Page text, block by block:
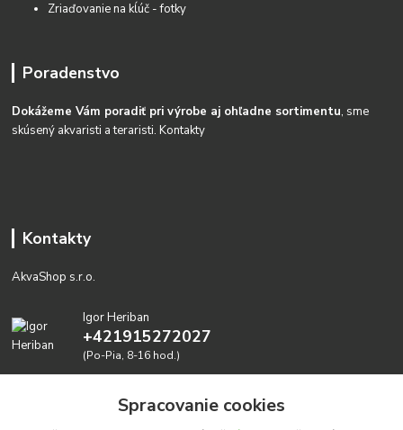
Zriaďovanie na kĺúč - fotky
Poradenstvo
Dokážeme Vám poradiť pri výrobe aj ohľadne sortimentu, sme
skúsený akvaristi a teraristi.Kontakty
Kontakty
AkvaShop s.r.o.
Igor Heriban
+421915272027
(Po-Pia, 8-16 hod.)
Spracovanie cookies